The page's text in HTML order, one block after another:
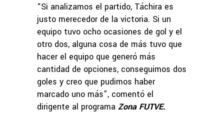
“Si analizamos el partido, Táchira es
justo merecedor de la victoria. Si un
equipo tuvo ocho ocasiones de gol y el
otro dos, alguna cosa de más tuvo que
hacer el equipo que generó más
cantidad de opciones, conseguimos dos
goles y creo que pudimos haber
marcado uno más”, comentó el
dirigente al programa Zona FUTVE.